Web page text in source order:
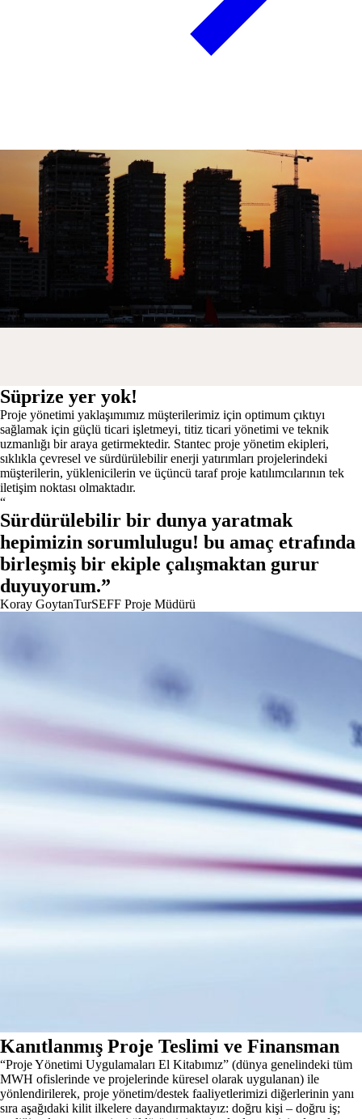
Süprize yer yok!
Proje yönetimi yaklaşımımız müşterilerimiz için optimum çıktıyı
sağlamak için güçlü ticari işletmeyi, titiz ticari yönetimi ve teknik
uzmanlığı bir araya getirmektedir. Stantec proje yönetim ekipleri,
sıklıkla çevresel ve sürdürülebilir enerji yatırımları projelerindeki
müşterilerin, yüklenicilerin ve üçüncü taraf proje katılımcılarının tek
iletişim noktası olmaktadır.
“
Sürdürülebilir bir dunya yaratmak
hepimizin sorumlulugu! bu amaç etrafında
birleşmiş bir ekiple çalışmaktan gurur
duyuyorum.”
Koray GoytanTurSEFF Proje Müdürü
Kanıtlanmış Proje Teslimi ve Finansman
“Proje Yönetimi Uygulamaları El Kitabımız” (dünya genelindeki tüm
MWH ofislerinde ve projelerinde küresel olarak uygulanan) ile
yönlendirilerek, proje yönetim/destek faaliyetlerimizi diğerlerinin yanı
sıra aşağıdaki kilit ilkelere dayandırmaktayız: doğru kişi – doğru iş;